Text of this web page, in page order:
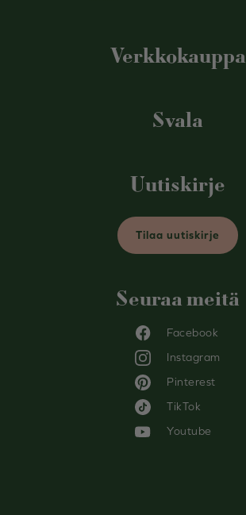
Verkkokauppa
Svala
Seuraa meitä
Facebook
Instagram
Pinterest
TikTok
Youtube
Uutiskirje
Tilaa uutiskirje